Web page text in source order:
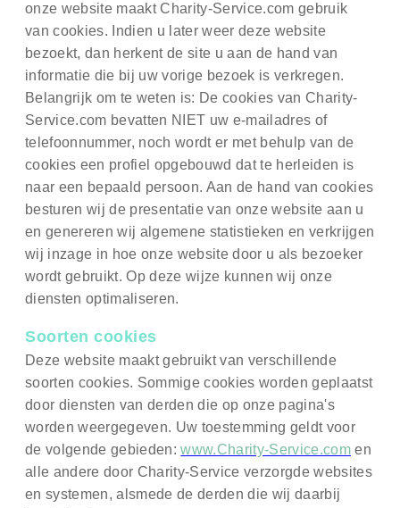
onze website maakt Charity-Service.com gebruik
van cookies. Indien u later weer deze website
bezoekt, dan herkent de site u aan de hand van
informatie die bij uw vorige bezoek is verkregen.
Belangrijk om te weten is: De cookies van Charity-
Service.com bevatten NIET uw e-mailadres of
telefoonnummer, noch wordt er met behulp van de
cookies een profiel opgebouwd dat te herleiden is
naar een bepaald persoon. Aan de hand van cookies
besturen wij de presentatie van onze website aan u
en genereren wij algemene statistieken en verkrijgen
wij inzage in hoe onze website door u als bezoeker
wordt gebruikt. Op deze wijze kunnen wij onze
diensten optimaliseren.
Soorten cookies
Deze website maakt gebruikt van verschillende
soorten cookies. Sommige cookies worden geplaatst
door diensten van derden die op onze pagina's
worden weergegeven. Uw toestemming geldt voor
de volgende gebieden:www.Charity-Service.com en
alle andere door Charity-Service verzorgde websites
en systemen, alsmede de derden die wij daarbij